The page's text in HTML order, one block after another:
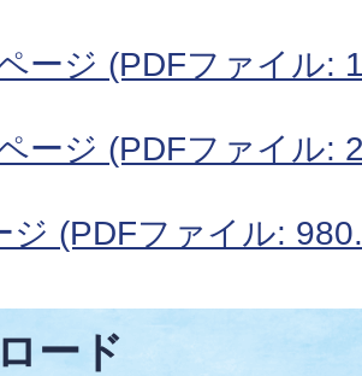
ージ (PDFファイル:
ージ (PDFファイル:
ジ (PDFファイル:
ード